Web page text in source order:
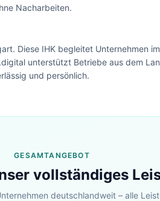
Nacharbeiten.
Diese IHK begleitet Unternehmen
unterstützt Betriebe aus dem
und persönlich.
GESAMTANGEBOT
vollständiges
deutschlandweit – alle